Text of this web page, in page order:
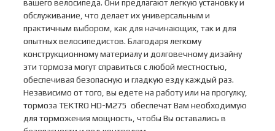
вашего велосипеда. Они предлагают легкую установку и
обслуживание, что делает их универсальным и
практичным выбором, как для начинающих, так и для
опытных велосипедистов. Благодаря легкому
конструкционному материалу и долговечному дизайну
эти тормоза могут справиться с любой местностью,
обеспечивая безопасную и гладкую езду каждый раз.
Независимо от того, вы едете на работу или на прогулку,
тормоза TEKTRO HD-M275 обеспечат Вам необходимую
для торможения мощность, чтобы Вы оставались в